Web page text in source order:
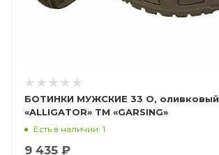
БОТИНКИ МУЖСКИЕ 33 О, оливковый
«ALLIGATOR» ТМ «GARSING»
Есть в наличии: 1
9 435 ₽